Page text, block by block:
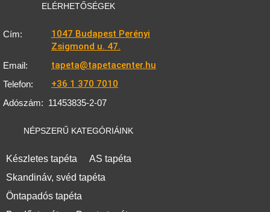
ELÉRHETŐSÉGEK
Cím:
1047 Budapest Perényi
Zsigmond u. 47.
Email: tapeta@tapetacenter.hu
Telefon: +36 1 370 7010
Adószám: 11453835-2-07
NÉPSZERŰ KATEGÓRIÁINK
Készletes tapéta
AS tapéta
Skandináv, svéd tapéta
Öntapadós tapéta